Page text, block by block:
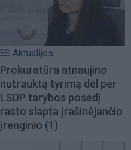
Aktualijos
Prokuratūra atnaujino
nutrauktą tyrimą dėl per
LSDP tarybos posėdį
rasto slapta įrašinėjančio
įrenginio (1)